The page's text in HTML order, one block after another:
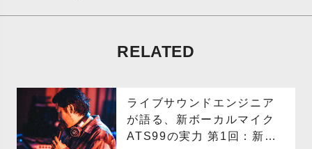
RELATED
ライブサウンドエンジニア
が語る、新ボーカルマイク
ATS99の実力 第1回：新井